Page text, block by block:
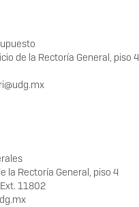
de la Rectoría General, piso 4
la Rectoría General, piso 4
11802